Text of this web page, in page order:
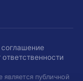
соглашение
ответственности
публичной